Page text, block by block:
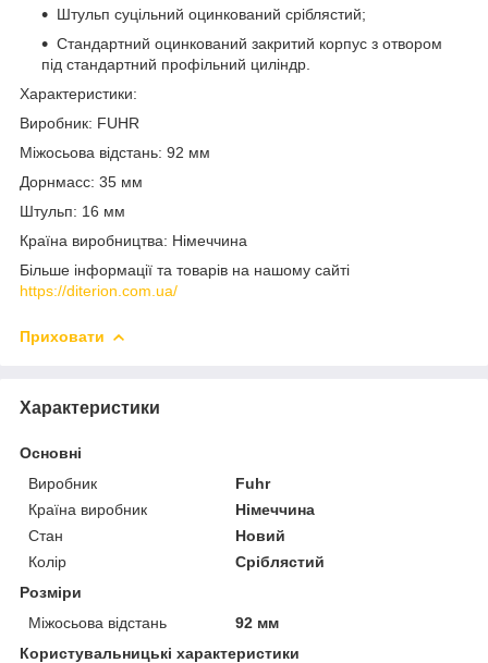
Штульп суцільний оцинкований сріблястий;
Стандартний оцинкований закритий корпус з отвором
під стандартний профільний циліндр.
Характеристики:
Виробник: FUHR
Міжосьова відстань: 92 мм
Дорнмасс: 35 мм
Штульп: 16 мм
Країна виробництва: Німеччина
Більше інформації та товарів на нашому сайті
https://diterion.com.ua/
Приховати
Характеристики
Основні
Виробник
Fuhr
Країна виробник
Німеччина
Стан
Новий
Колір
Сріблястий
Розміри
Міжосьова відстань
92 мм
Користувальницькі характеристики